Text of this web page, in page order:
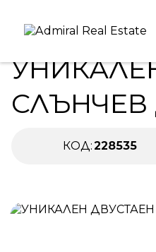
ПРОДАВА НОВО
СЛЪНЧЕВ
КОД:228535